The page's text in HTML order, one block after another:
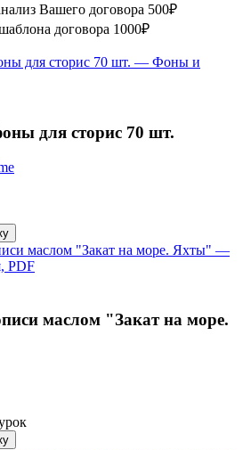
Вашего договора 500₽
договора 1000₽
для сторис 70 шт.
маслом "Закат на море.